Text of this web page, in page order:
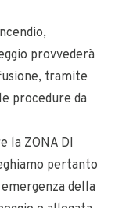
provvederà
tramite
procedure da
la ZONA DI
pertanto
della